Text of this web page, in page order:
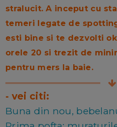
stralucit. A inceput cu
temeri legate de
esti bine si te dezvolti
orele 20 si trezit de
pentru mers la baie.
- vei citi:
Buna din nou,